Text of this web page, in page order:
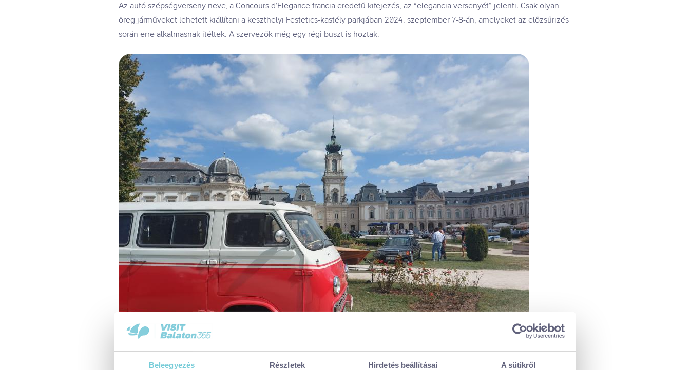
Beleegyezés Részletek Hirdetés beállításai A sütikről
Az autó szépségverseny neve, a Concours d’Elegance francia eredetű kifejezés, az “elegancia versenyét” jelenti. Csak olyan
öreg járműveket lehetett kiállítani a keszthelyi Festetics-kastély parkjában 2024. szeptember 7-8-án, amelyeket az előzsűrizés
során erre alkalmasnak ítéltek. A szervezők még egy régi buszt is hoztak.